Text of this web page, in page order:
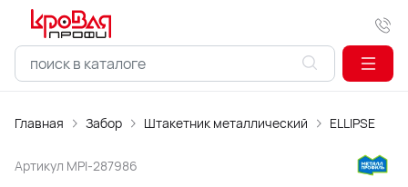
Главная Забор Штакетник металлический ELLIPSE
Артикул MPI-287986